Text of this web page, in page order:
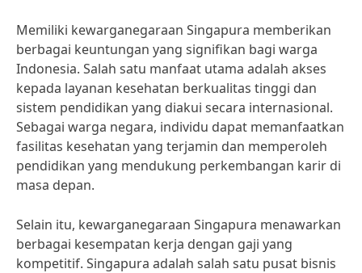
Memiliki kewarganegaraan Singapura memberikan
berbagai keuntungan yang signifikan bagi warga
Indonesia. Salah satu manfaat utama adalah akses
kepada layanan kesehatan berkualitas tinggi dan
sistem pendidikan yang diakui secara internasional.
Sebagai warga negara, individu dapat memanfaatkan
fasilitas kesehatan yang terjamin dan memperoleh
pendidikan yang mendukung perkembangan karir di
masa depan.
Selain itu, kewarganegaraan Singapura menawarkan
berbagai kesempatan kerja dengan gaji yang
kompetitif. Singapura adalah salah satu pusat bisnis